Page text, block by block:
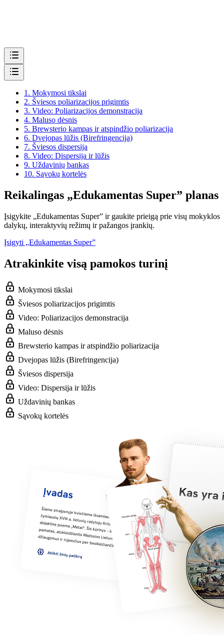
1. Mokymosi tikslai
2. Šviesos poliarizacijos prigimtis
3. Video: Poliarizacijos demonstracija
4. Maluso dėsnis
5. Brewsterio kampas ir atspindžio poliarizacija
6. Dvejopas lūžis (Birefringencija)
7. Šviesos dispersija
8. Video: Dispersija ir lūžis
9. Uždavinių bankas
10. Sąvokų kortelės
Reikalingas „Edukamentas Super” planas
Įsigykite „Edukamentas Super” ir gaukite prieigą prie visų mokyklos
dalykų, interaktyvių režimų ir pažangos įrankių.
Įsigyti „Edukamentas Super”
Atrakinkite visą pamokos turinį
Mokymosi tikslai
Šviesos poliarizacijos prigimtis
Video: Poliarizacijos demonstracija
Maluso dėsnis
Brewsterio kampas ir atspindžio poliarizacija
Dvejopas lūžis (Birefringencija)
Šviesos dispersija
Video: Dispersija ir lūžis
Uždavinių bankas
Sąvokų kortelės